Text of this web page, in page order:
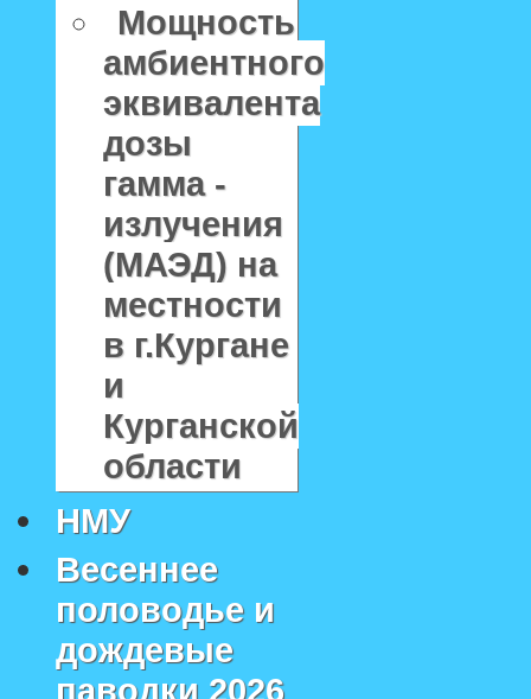
Мощность
амбиентного
эквивалента
дозы
гамма -
излучения
(МАЭД) на
местности
в г.Кургане
и
Курганской
области
НМУ
Весеннее
половодье и
дождевые
паводки 2026